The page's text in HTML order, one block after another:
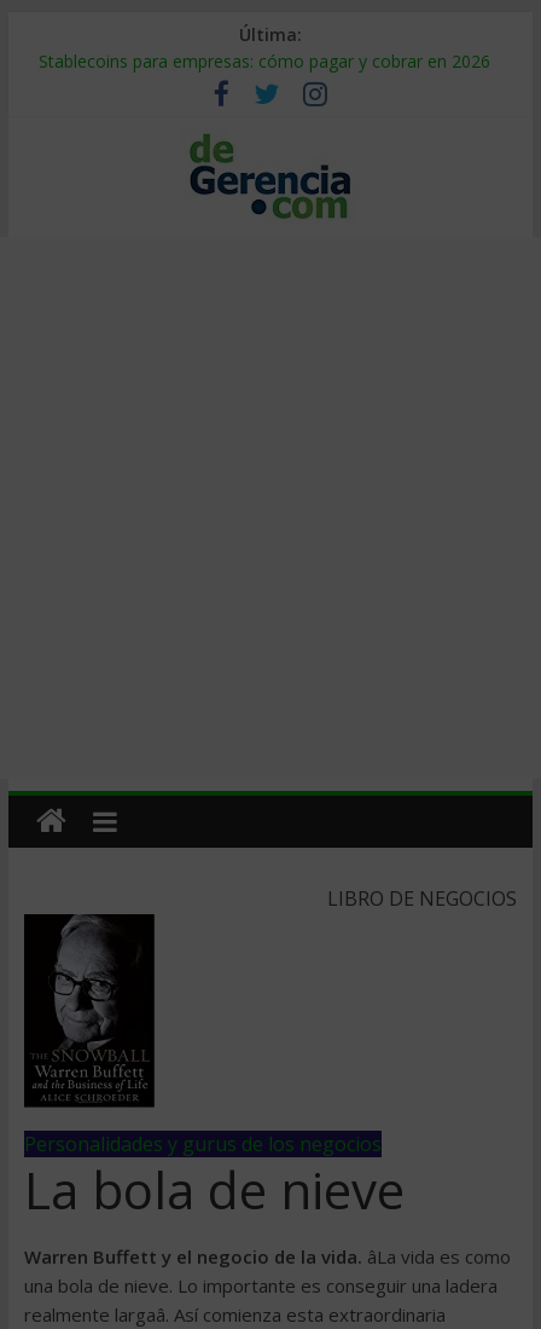
Última:
Stablecoins para empresas: cómo pagar y cobrar en 2026
Despido silencioso: qué es y por qué sale tan caro
IA en selección de personal: cómo auditarla a tiempo
Trabajo forzoso en la cadena de suministro: qué hacer
Mercado hispano de EE. UU.: cómo segmentarlo y venderle
LIBRO DE NEGOCIOS
Personalidades y gurus de los negocios
La bola de nieve
Warren Buffett y el negocio de la vida. âLa vida es como
una bola de nieve. Lo importante es conseguir una ladera
realmente largaâ. Así comienza esta extraordinaria